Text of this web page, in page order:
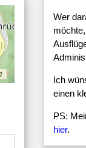
Wer
Ich
einen
PS:
hier.